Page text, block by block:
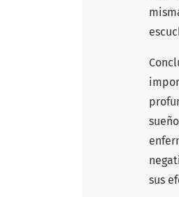
sus